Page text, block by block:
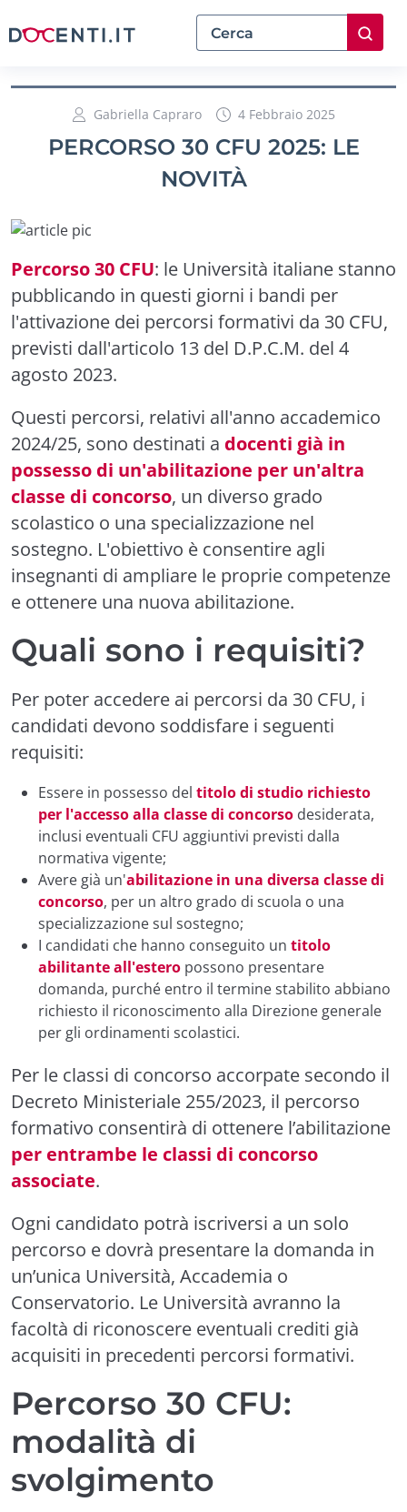
Gabriella Capraro 4 Febbraio 2025
PERCORSO 30 CFU 2025: LE
NOVITÀ
Percorso 30 CFU: le Università italiane stanno
pubblicando in questi giorni i bandi per
l'attivazione dei percorsi formativi da 30 CFU,
previsti dall'articolo 13 del D.P.C.M. del 4
agosto 2023.
Questi percorsi, relativi all'anno accademico
2024/25, sono destinati a docenti già in
possesso di un'abilitazione per un'altra
classe di concorso, un diverso grado
scolastico o una specializzazione nel
sostegno. L'obiettivo è consentire agli
insegnanti di ampliare le proprie competenze
e ottenere una nuova abilitazione.
Quali sono i requisiti?
Per poter accedere ai percorsi da 30 CFU, i
candidati devono soddisfare i seguenti
requisiti:
Essere in possesso del titolo di studio richiesto
per l'accesso alla classe di concorso desiderata,
inclusi eventuali CFU aggiuntivi previsti dalla
normativa vigente;
Avere già un'abilitazione in una diversa classe di
concorso, per un altro grado di scuola o una
specializzazione sul sostegno;
I candidati che hanno conseguito un titolo
abilitante all'estero possono presentare
domanda, purché entro il termine stabilito abbiano
richiesto il riconoscimento alla Direzione generale
per gli ordinamenti scolastici.
Per le classi di concorso accorpate secondo il
Decreto Ministeriale 255/2023, il percorso
formativo consentirà di ottenere l’abilitazione
per entrambe le classi di concorso
associate.
Ogni candidato potrà iscriversi a un solo
percorso e dovrà presentare la domanda in
un’unica Università, Accademia o
Conservatorio. Le Università avranno la
facoltà di riconoscere eventuali crediti già
acquisiti in precedenti percorsi formativi.
Percorso 30 CFU:
modalità di
svolgimento